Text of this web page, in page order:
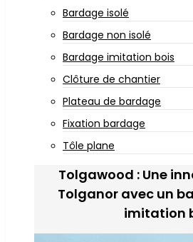
Bardage isolé
Bardage non isolé
Bardage imitation bois
Clôture de chantier
Plateau de bardage
Fixation bardage
Tôle plane
Tolgawood : Une
Tolganor avec un
imitation